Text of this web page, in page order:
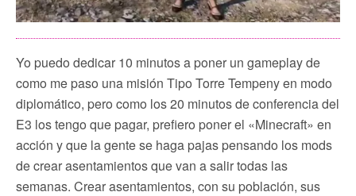
Yo puedo dedicar 10 minutos a poner un gameplay de
como me paso una misión Tipo Torre Tempeny en modo
diplomático, pero como los 20 minutos de conferencia del
E3 los tengo que pagar, prefiero poner el «Minecraft» en
acción y que la gente se haga pajas pensando los mods
de crear asentamientos que van a salir todas las
semanas. Crear asentamientos, con su población, sus